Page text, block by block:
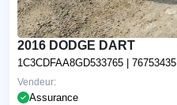
2016 DODGE DART
1C3CDFAA8GD533765 | 76753435
Vendeur:
Assurance